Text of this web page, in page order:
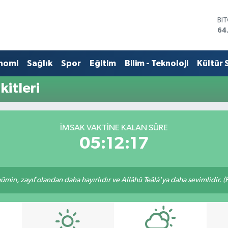
Sağlık Spor Eğitim Bilim - Teknoloji Kültür
İMSAK VAKTINE KALAN SÜRE
05:12:17
zayıf olandan daha hayırlıdır ve Allâhü Teâlâ'ya daha sevimlidir.